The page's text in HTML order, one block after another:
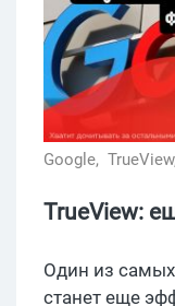
Google,
TrueView:
Один из
станет еще